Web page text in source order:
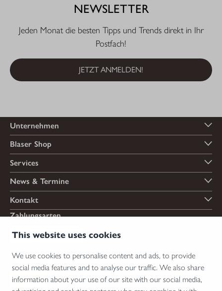
This website uses cookies
We use cookies to personalise content and ads, to provide
social media features and to analyse our traffic. We also share
information about your use of our site with our social media,
NEWSLETTER
Jeden Monat die besten Tipps und Trends direkt in Ihr
Postfach!
JETZT ANMELDEN!
Unternehmen
Blaser Shop
Services
News & Termine
Kontakt
Zahlungsarten
Versandarten